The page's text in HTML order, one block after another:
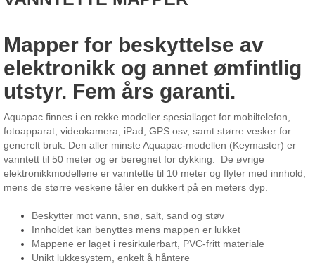
Mapper for beskyttelse av
elektronikk og annet ømfintlig
utstyr. Fem års garanti.
Aquapac finnes i en rekke modeller spesiallaget for mobiltelefon,
fotoapparat, videokamera, iPad, GPS osv, samt større vesker for
generelt bruk. Den aller minste Aquapac-modellen (Keymaster) er
vanntett til 50 meter og er beregnet for dykking. De øvrige
elektronikkmodellene er vanntette til 10 meter og flyter med innhold,
mens de større veskene tåler en dukkert på en meters dyp.
Beskytter mot vann, snø, salt, sand og støv
Innholdet kan benyttes mens mappen er lukket
Mappene er laget i resirkulerbart, PVC-fritt materiale
Unikt lukkesystem, enkelt å håntere